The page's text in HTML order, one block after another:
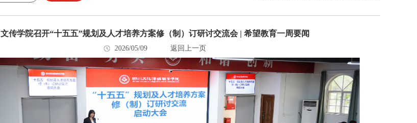
文传学院召开“十五五”规划及人才培养方案修（制）订研讨交流会 | 希望教育一周要闻
2026/05/09 返回上一页